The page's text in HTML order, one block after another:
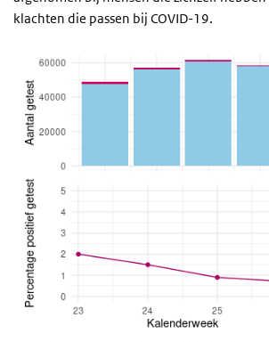
klachten die passen bij COVID-19.